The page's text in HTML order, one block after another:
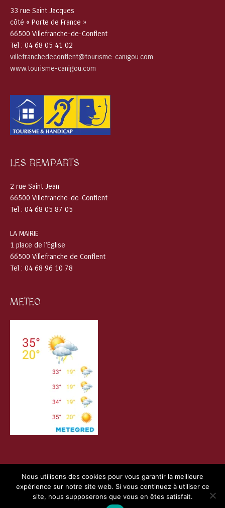
33 rue Saint Jacques
côté « Porte de France »
66500 Villefranche-de-Conflent
Tel : 04 68 05 41 02
villefranchedeconflent@tourisme-canigou.com
www.tourisme-canigou.com
LES REMPARTS
2 rue Saint Jean
66500 Villefranche-de-Conflent
Tel : 04 68 05 87 05
LA MAIRIE
1 place de l’Eglise
66500 Villefranche de Conflent
Tel : 04 68 96 10 78
METEO
Copyright © 2026 Villefranche de Conflent | Création Webness
&
Mentions Légales
Nous utilisons des cookies pour vous garantir la meilleure
expérience sur notre site web. Si vous continuez à utiliser ce
site, nous supposerons que vous en êtes satisfait.